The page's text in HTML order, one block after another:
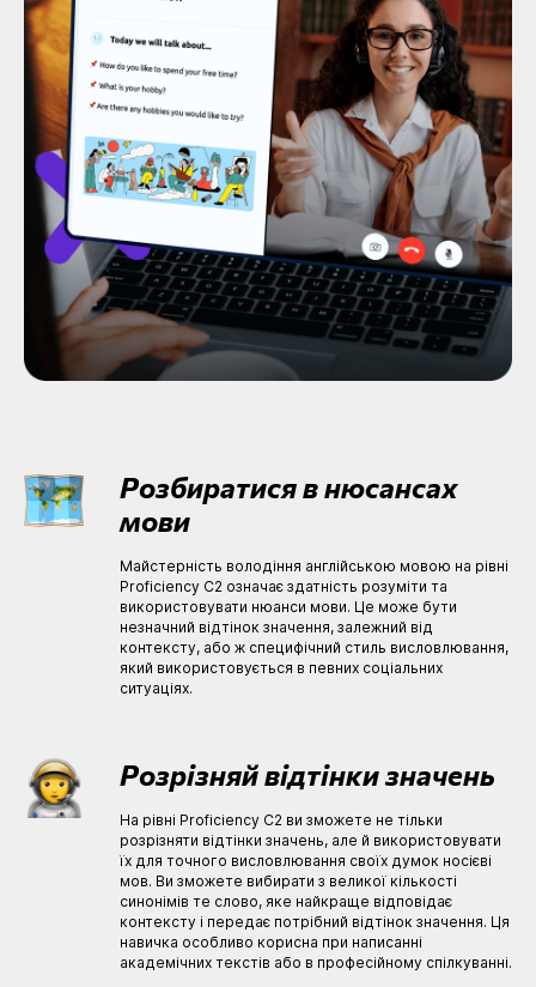
Розбиратися в нюсансах
мови
Майстерність володіння англійською мовою на рівні
Proficiency C2 означає здатність розуміти та
використовувати нюанси мови. Це може бути
незначний відтінок значення, залежний від
контексту, або ж специфічний стиль висловлювання,
який використовується в певних соціальних
ситуаціях.
Розрізняй відтінки значень
На рівні Proficiency C2 ви зможете не тільки
розрізняти відтінки значень, але й використовувати
їх для точного висловлювання своїх думок носієві
мов. Ви зможете вибирати з великої кількості
синонімів те слово, яке найкраще відповідає
контексту і передає потрібний відтінок значення. Ця
навичка особливо корисна при написанні
академічних текстів або в професійному спілкуванні.